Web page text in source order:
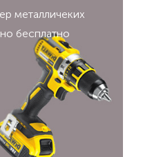
металличеких
бесплатно